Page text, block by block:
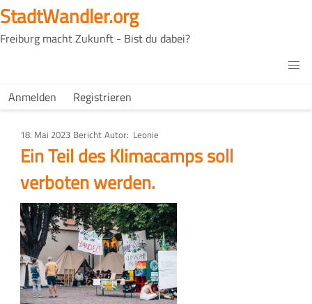
Direkt
zum
Inhalt
StadtWandler.org
Freiburg macht Zukunft - Bist du dabei?
Main
H4C
USER
Anmelden Registrieren
18. Mai 2023 Art
des
Artikels
Bericht Autor Leonie
Ein Teil des Klimacamps soll
verboten werden.
Bild